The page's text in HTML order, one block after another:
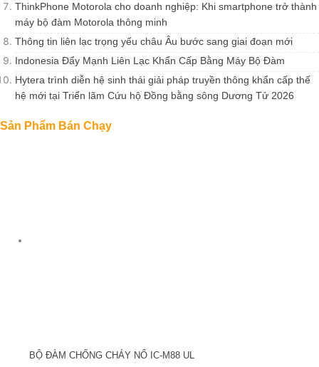
ThinkPhone Motorola cho doanh nghiệp: Khi smartphone trở thành
máy bộ đàm Motorola thông minh
Thông tin liên lạc trọng yếu châu Âu bước sang giai đoạn mới
Indonesia Đẩy Mạnh Liên Lạc Khẩn Cấp Bằng Máy Bộ Đàm
Hytera trình diễn hệ sinh thái giải pháp truyền thông khẩn cấp thế
hệ mới tại Triển lãm Cứu hộ Đồng bằng sông Dương Tử 2026
Sản Phẩm Bán Chạy
BỘ ĐÀM CHỐNG CHÁY NỔ IC-M88 UL